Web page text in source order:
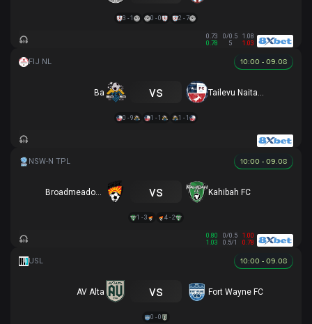
3 - 1 0 - 0 2 - 7
0.73 0/0.5
1.08
0.78
5 1.03
10:00 - 09.08
Ba vs
0 - 9 1 - 1 1 - 1
10:00 - 09.08
Broadmeadow Magic vs Kahibah FC
1 - 3 4 - 2
0.80 0/0.5
1.00
1.03
0.5/1 0.78
10:00 - 09.08
AV Alta vs Fort Wayne FC
0 - 0